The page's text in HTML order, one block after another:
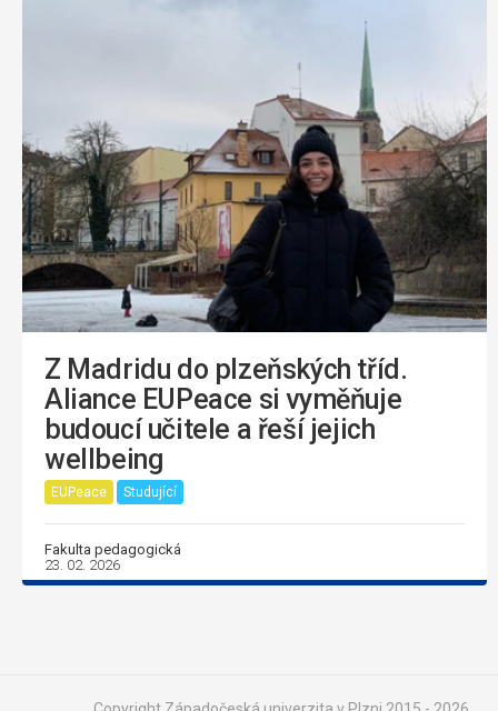
Z Madridu do plzeňských tříd.
Aliance EUPeace si vyměňuje
budoucí učitele a řeší jejich
wellbeing
EUPeace Studující
Fakulta pedagogická
23. 02. 2026